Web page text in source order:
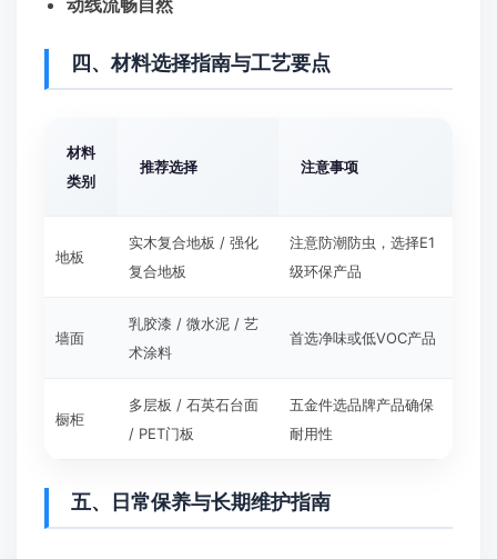
四、材料选择指南与工艺要点
材料
类别
推荐选择 注意事项
地板
实木复合地板 / 强化
复合地板
注意防潮防虫，选择E1
级环保产品
墙面
乳胶漆 / 微水泥 / 艺
术涂料
首选净味或低VOC产品
橱柜
多层板 / 石英石台面
/ PET门板
五金件选品牌产品确保
耐用性
五、日常保养与长期维护指南